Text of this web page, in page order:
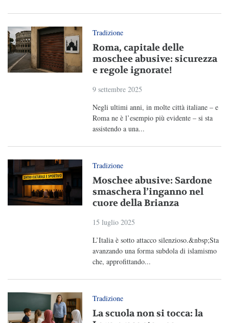
Tradizione
Roma, capitale delle
moschee abusive: sicurezza
e regole ignorate!
9 settembre 2025
Negli ultimi anni, in molte città italiane – e
Roma ne è l’esempio più evidente – si sta
assistendo a una...
Tradizione
Moschee abusive: Sardone
smaschera l’inganno nel
cuore della Brianza
15 luglio 2025
L’Italia è sotto attacco silenzioso.&nbsp;Sta
avanzando una forma subdola di islamismo
che, approfittando...
Tradizione
La scuola non si tocca: la